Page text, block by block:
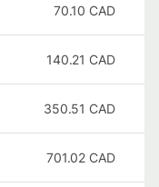
70.10 CAD
140.21 CAD
350.51 CAD
701.02 CAD